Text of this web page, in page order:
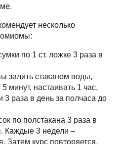
несколько
по 1 ст. ложке 3 раза в
залить стаканом воды,
минут, настаивать 1 час,
3 раза в день за полчаса до
по полстакана 3 раза в
Каждые 3 недели –
Затем курс повторяется.